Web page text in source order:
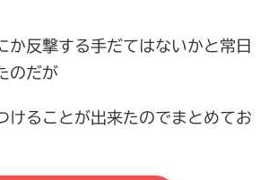
か反撃する手だてはないかと常日
のだが
けることが出来たのでまとめてお